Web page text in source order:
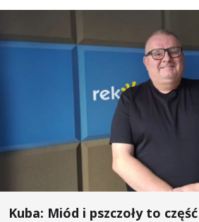
Kuba: Miód i pszczoły to